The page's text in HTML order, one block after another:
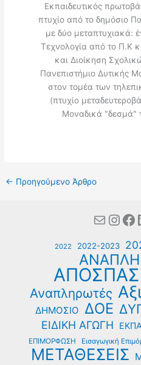
Εκπαιδευτικός
πτυχίο από το δημόσιο
με δύο μεταπτυχιακά:
Τεχνολογία από το Π.Κ
και Διοίκηση
Πανεπιστήμιο Δυτικής
στον τομέα των
(πτυχίο
Μοναδικά "δεσμά"
← Προηγούμενο Άρθρο
Mail
2022 2022-2023
Αναπληρωτές
ΔΗΜΟΣΙΟ ΔΟΕ
ΕΙΔΙΚΗ ΑΓΩΓΗ
ΕΠΙΜΟΡΦΩΣΗ Εισαγωγική
ΜΕΤΑΘΕΣΕΙΣ